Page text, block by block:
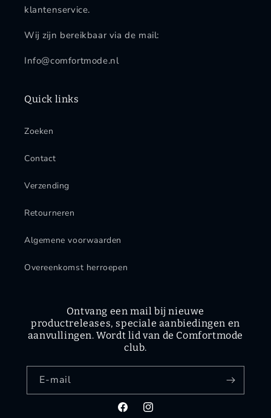
klantenservice.
Wij zijn bereikbaar via de mail:
Info@comfortmode.nl
Quick links
Zoeken
Contact
Verzending
Retourneren
Algemene voorwaarden
Overeenkomst herroepen
Ontvang een mail bij nieuwe
productreleases, speciale aanbiedingen en
aanvullingen. Wordt lid van de Comfortmode
club.
E‑mail
FacebookInstagram